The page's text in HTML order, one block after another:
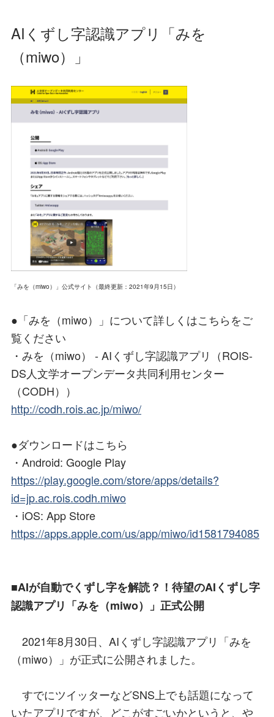
AIくずし字認識アプリ「みを
（miwo）」
「みを（miwo）」公式サイト（最終更新：2021年9月15日）
●「みを（miwo）」について詳しくはこちらをご
覧ください
・みを（miwo） - AIくずし字認識アプリ（ROIS-
DS人文学オープンデータ共同利用センター
（CODH））
http://codh.rois.ac.jp/miwo/
●ダウンロードはこちら
・Android: Google Play
https://play.google.com/store/apps/details?
id=jp.ac.rois.codh.miwo
・iOS: App Store
https://apps.apple.com/us/app/miwo/id1581794085
■AIが自動でくずし字を解読？！待望のAIくずし字
認識アプリ「みを（miwo）」正式公開
2021年8月30日、AIくずし字認識アプリ「みを
（miwo）」が正式に公開されました。
すでにツイッターなどSNS上でも話題になって
いたアプリですが、どこがすごいかというと、や